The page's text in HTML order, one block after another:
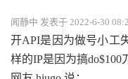
闻静中 发表于 2022-6-30
开API是因为做号小工
样的IP是因为搞